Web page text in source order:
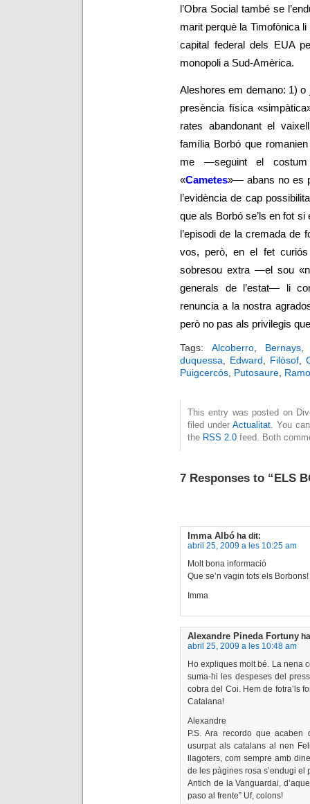
l’Obra Social també se
marit perquè la Timofònica
capital federal dels EUA
monopoli a Sud-Amèrica.
Aleshores em demano: 1)
presència física
rates abandonant el
família Borbó que
me —seguint el
«Cametes»— abans no es
l’evidència de cap
que als Borbó se’ls en fot
l’episodi de la cremada de
vos, però, en el fet
sobresou extra —el sou
generals de l’estat— li
renuncia a la nostra
però no pas als privilegis
Tags: Alcoberro, Bernays
duquessa, Edward, Filòsof,
Puigcercós, Putosaure,
This entry was posted on
filed under Actualitat. You
the RSS 2.0 feed. Both
7 Responses to “ELS
Imma Albó ha dit:
abril 25, 2009 a les 10:25 am
Molt bona informació
Que se’n vagin tots els
Imma
Alexandre Pineda Fortuny
abril 25, 2009 a les 10:48 am
Ho expliques molt bé. La nena
suma-hi les despeses del
cobra del Coi. Hem de fotra’ls
Catalana!
Alexandre
P.S. Ara recordo que
usurpat als catalans al nen
llagoters, com sempre amb
de les pàgines rosa s’endugi
Antich de la Vanguardai,
paso al frente” Uf, colons!